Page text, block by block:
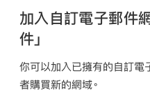
加入自訂電子郵件
件」
你可以加入已擁有的自訂電
者購買新的網域。